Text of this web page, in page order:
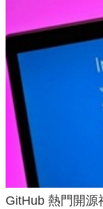
GitHub 熱門開源